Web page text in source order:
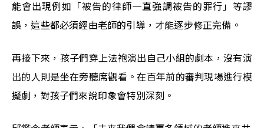
能會出現例如「被告的律師一直強調被告的罪行」等謬
誤，這些都必須經由老師的引導，才能逐步修正完備。
再接下來，孩子們穿上法袍演出自己小組的劇本，沒有演
出的人則是坐在旁聽席觀看。在百年前的審判現場進行模
擬劇，對孩子們來說印象會特別深刻。